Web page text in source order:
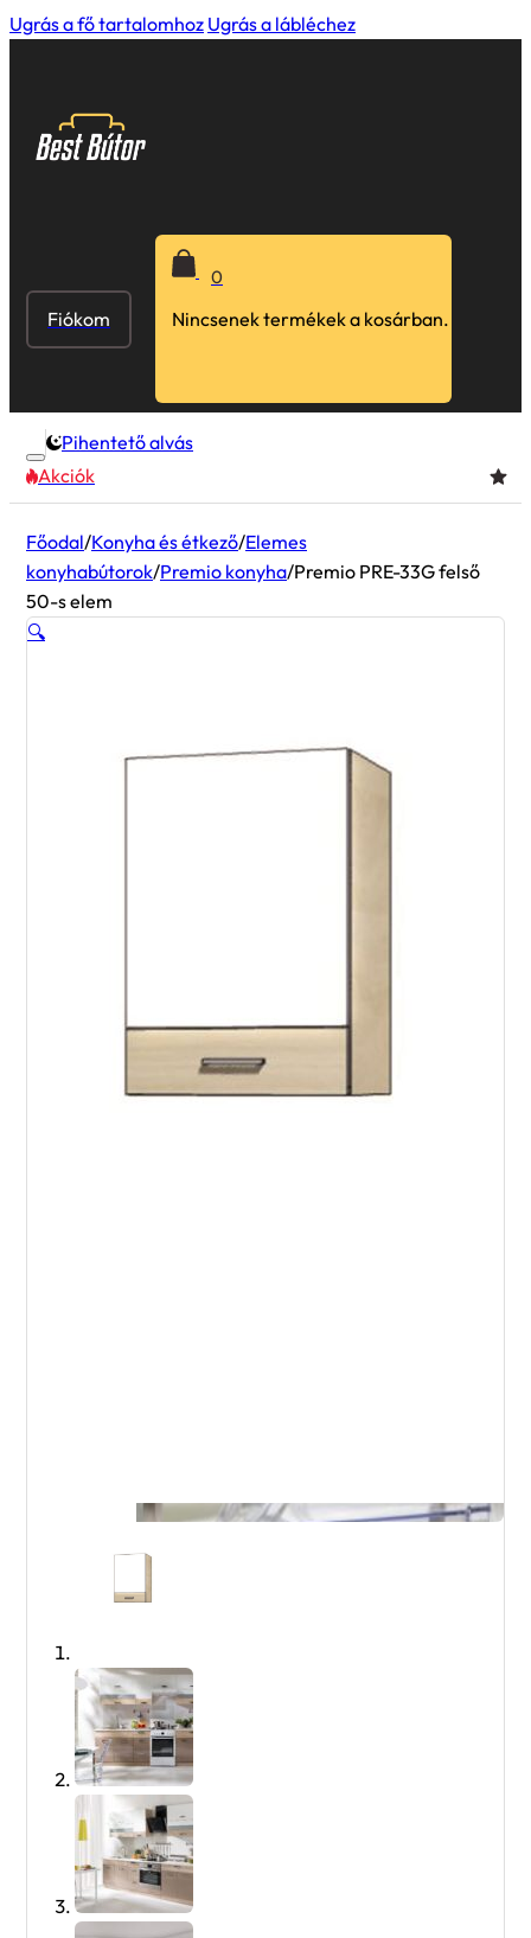
Ugrás a fő tartalomhoz Ugrás a lábléchez
Fiókom
0
Nincsenek termékek a kosárban.
Pihentető alvás
Akciók
Főodal/Konyha és étkező/Elemes
konyhabútorok/Premio konyha/Premio PRE-33G felső
50-s elem
🔍